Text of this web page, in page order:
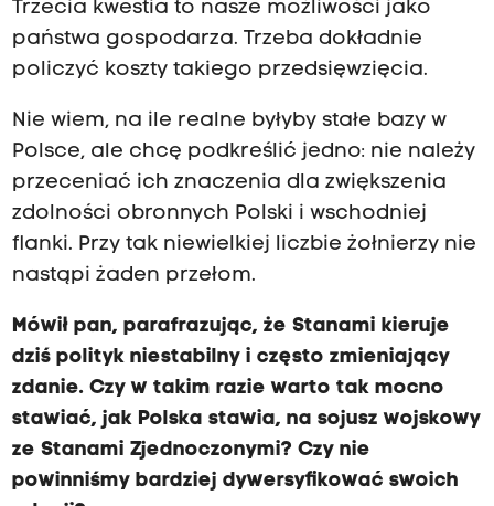
Trzecia kwestia to nasze możliwości jako
państwa gospodarza. Trzeba dokładnie
policzyć koszty takiego przedsięwzięcia.
Nie wiem, na ile realne byłyby stałe bazy w
Polsce, ale chcę podkreślić jedno: nie należy
przeceniać ich znaczenia dla zwiększenia
zdolności obronnych Polski i wschodniej
flanki. Przy tak niewielkiej liczbie żołnierzy nie
nastąpi żaden przełom.
Mówił pan, parafrazując, że Stanami kieruje
dziś polityk niestabilny i często zmieniający
zdanie. Czy w takim razie warto tak mocno
stawiać, jak Polska stawia, na sojusz wojskowy
ze Stanami Zjednoczonymi? Czy nie
powinniśmy bardziej dywersyfikować swoich